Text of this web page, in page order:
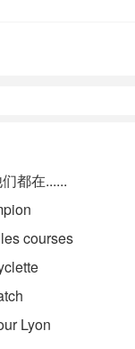
de suite?
qu’on avait
都在......
courses
Lyon